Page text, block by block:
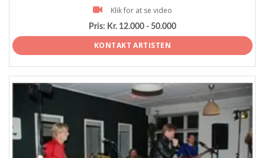
Klik for at se video
Pris: Kr. 12.000 - 50.000
KONTAKT ARTISTEN